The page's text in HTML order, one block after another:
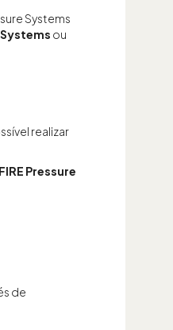
Systems
ou
realizar
Pressure
de